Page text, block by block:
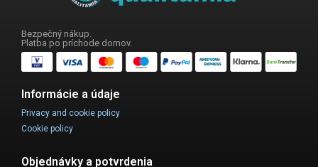
Bezpečný nákup.
Platba po príchode domov.
Informácie a údaje
Privacy and cookie policy
Cookie policy
Objednávky a potvrdenia